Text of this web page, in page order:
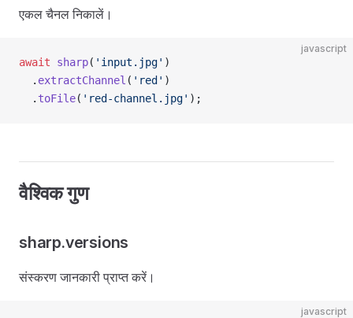
एकल चैनल निकालें।
javascript
await sharp( 'input.jpg' )
  .
extractChannel ( 'red' )
  .
toFile( 'red-channel.jpg' );
वैश्विक गुण
sharp.versions
संस्करण जानकारी प्राप्त करें।
javascript